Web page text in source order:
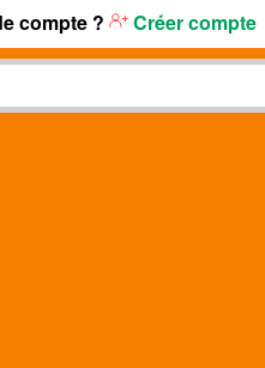
compte ? Créer compte